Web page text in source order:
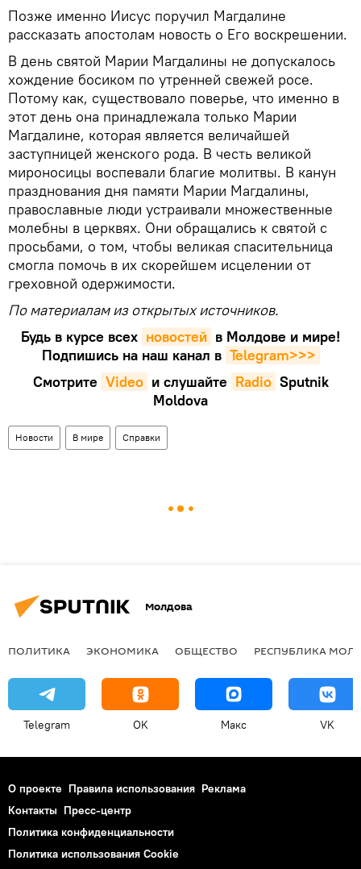
Позже именно Иисус поручил Магдалине
рассказать апостолам новость о Его воскрешении.
В день святой Марии Магдалины не допускалось
хождение босиком по утренней свежей росе.
Потому как, существовало поверье, что именно в
этот день она принадлежала только Марии
Магдалине, которая является величайшей
заступницей женского рода. В честь великой
мироносицы воспевали благие молитвы. В канун
празднования дня памяти Марии Магдалины,
православные люди устраивали множественные
молебны в церквях. Они обращались к святой с
просьбами, о том, чтобы великая спасительница
смогла помочь в их скорейшем исцелении от
греховной одержимости.
По материалам из открытых источников.
Будь в курсе всех новостей в Молдове и мире!
Подпишись на наш канал в Telegram>>>
Смотрите Video и слушайте Radio Sputnik
Moldova
Новости В мире Справки
Молдова
ПОЛИТИКА ЭКОНОМИКА ОБЩЕСТВО РЕСПУБЛИКА
Telegram OK Макс VK
О проекте Правила использования Реклама
Контакты Пресс-центр
Политика конфиденциальности
Политика использования Cookie